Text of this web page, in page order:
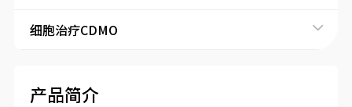
细胞治疗CDMO
产品简介